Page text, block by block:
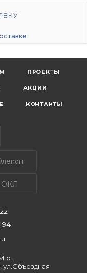
ПРОЕКТЫ
АКЦИИ
КОНТАКТЫ
ОКЛ
94